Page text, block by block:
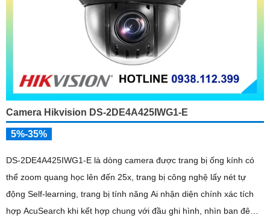
Camera Hikvision DS-2DE4A425IWG1-E
5%-35%
DS-2DE4A425IWG1-E là dòng camera được trang bị ống kính có
thể zoom quang học lên đến 25x, trang bị công nghệ lấy nét tự
động Self-learning, trang bị tính năng Ai nhận diện chính xác tích
hợp AcuSearch khi kết hợp chung với đầu ghi hình, nhìn ban đêm